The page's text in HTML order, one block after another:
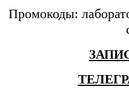
Промокоды: